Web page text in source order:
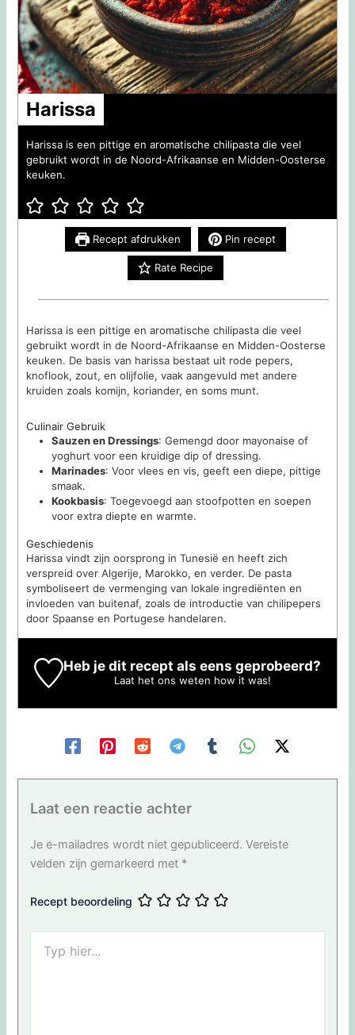
Harissa
Harissa is een pittige en aromatische chilipasta die veel
gebruikt wordt in de Noord-Afrikaanse en Midden-Oosterse
keuken.
Recept afdrukken Pin recept
Rate Recipe
Harissa is een pittige en aromatische chilipasta die veel
gebruikt wordt in de Noord-Afrikaanse en Midden-Oosterse
keuken. De basis van harissa bestaat uit rode pepers,
knoflook, zout, en olijfolie, vaak aangevuld met andere
kruiden zoals komijn, koriander, en soms munt.
Culinair Gebruik
Sauzen en Dressings: Gemengd door mayonaise of
yoghurt voor een kruidige dip of dressing.
Marinades: Voor vlees en vis, geeft een diepe, pittige
smaak.
Kookbasis: Toegevoegd aan stoofpotten en soepen
voor extra diepte en warmte.
Geschiedenis
Harissa vindt zijn oorsprong in Tunesië en heeft zich
verspreid over Algerije, Marokko, en verder. De pasta
symboliseert de vermenging van lokale ingrediënten en
invloeden van buitenaf, zoals de introductie van chilipepers
door Spaanse en Portugese handelaren.
Heb je dit recept als eens geprobeerd?
Laat het ons weten how it was!
Laat een reactie achter
Je e-mailadres wordt niet gepubliceerd. Vereiste
velden zijn gemarkeerd met *
Recept beoordeling
hier...